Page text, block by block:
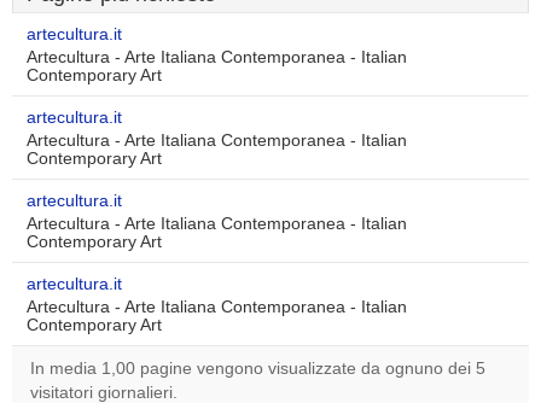
artecultura.it
Artecultura - Arte Italiana Contemporanea - Italian
Contemporary Art
artecultura.it
Artecultura - Arte Italiana Contemporanea - Italian
Contemporary Art
artecultura.it
Artecultura - Arte Italiana Contemporanea - Italian
Contemporary Art
artecultura.it
Artecultura - Arte Italiana Contemporanea - Italian
Contemporary Art
In media 1,00 pagine vengono visualizzate da ognuno dei 5
visitatori giornalieri.